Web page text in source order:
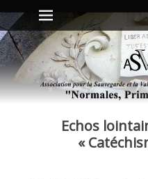
Menu principal
Aller
au
contenu
Echos
«